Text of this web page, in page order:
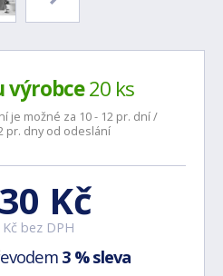
výrobce20 ks
je možné za 10 - 12 pr. dní /
pr. dny od odeslání
Kč
bez DPH
3 % sleva